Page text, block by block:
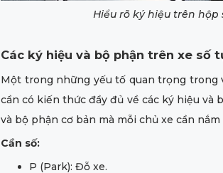
Hiểu rõ ký hiệu trên hộp
Các ký hiệu và bộ phận trên xe số
Một trong những yếu tố quan trọng trong
cần có kiến thức đầy đủ về các ký hiệu và
và bộ phận cơ bản mà mỗi chủ xe cần nắm
Cần số:
P (Park): Đỗ xe.